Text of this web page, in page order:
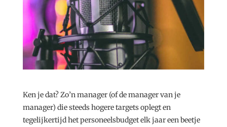
Ken je dat? Zo’n manager (of de manager van je
manager) die steeds hogere targets oplegt en
tegelijkertijd het personeelsbudget elk jaar een beetje